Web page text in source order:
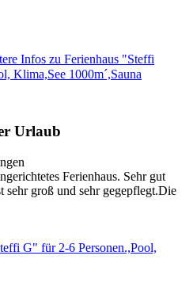
Infos zu Ferienhaus "Steffi
Klima,See 1000m´,Sauna
Urlaub
Ferienhaus. Sehr gut
sehr groß und sehr gegepflegt.Die
G" für 2-6 Personen.,Pool,